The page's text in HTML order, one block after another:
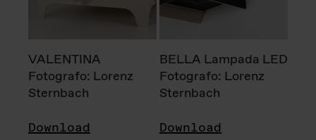
VALENTINA
Fotografo: Lorenz
Sternbach
Download
BELLA Lampada LED
Fotografo: Lorenz
Sternbach
Download